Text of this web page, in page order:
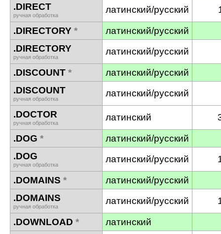
.DIRECT
ручная обработка
латинский/русский
.DIRECTORY *
латинский/русский
.DIRECTORY
ручная обработка
латинский/русский
.DISCOUNT *
латинский/русский
.DISCOUNT
ручная обработка
латинский/русский
.DOCTOR
ручная обработка
латинский
.DOG *
латинский/русский
.DOG
ручная обработка
латинский/русский
.DOMAINS *
латинский/русский
.DOMAINS
ручная обработка
латинский/русский
.DOWNLOAD *
латинский